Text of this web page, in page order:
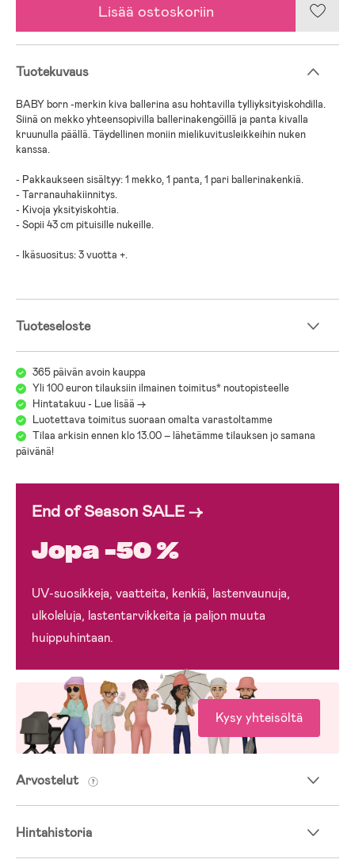
Lisää ostoskoriin
Tuotekuvaus
BABY born -merkin kiva ballerina asu hohtavilla tylliyksityiskohdilla.
Siinä on mekko yhteensopivilla ballerinakengöillä ja panta kivalla
kruunulla päällä. Täydellinen moniin mielikuvitusleikkeihin nuken
kanssa.
- Pakkaukseen sisältyy: 1 mekko, 1 panta, 1 pari ballerinakenkiä.
- Tarranauhakiinnitys.
- Kivoja yksityiskohtia.
- Sopii 43 cm pituisille nukeille.
- Ikäsuositus: 3 vuotta +.
Tuoteseloste
365 päivän avoin kauppa
Yli 100 euron tilauksiin ilmainen toimitus* noutopisteelle
Hintatakuu - Lue lisää ->
Luotettava toimitus suoraan omalta varastoltamme
Tilaa arkisin ennen klo 13.00 – lähetämme tilauksen jo samana
päivänä!
End of Season SALE →
Jopa -50 %
UV-suosikkeja, vaatteita, kenkiä, lastenvaunuja,
ulkoleluja, lastentarvikkeita ja paljon muuta
huippuhintaan.
Kysy yhteisöltä
Arvostelut
Hintahistoria